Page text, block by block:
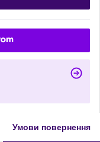
Умови повернення